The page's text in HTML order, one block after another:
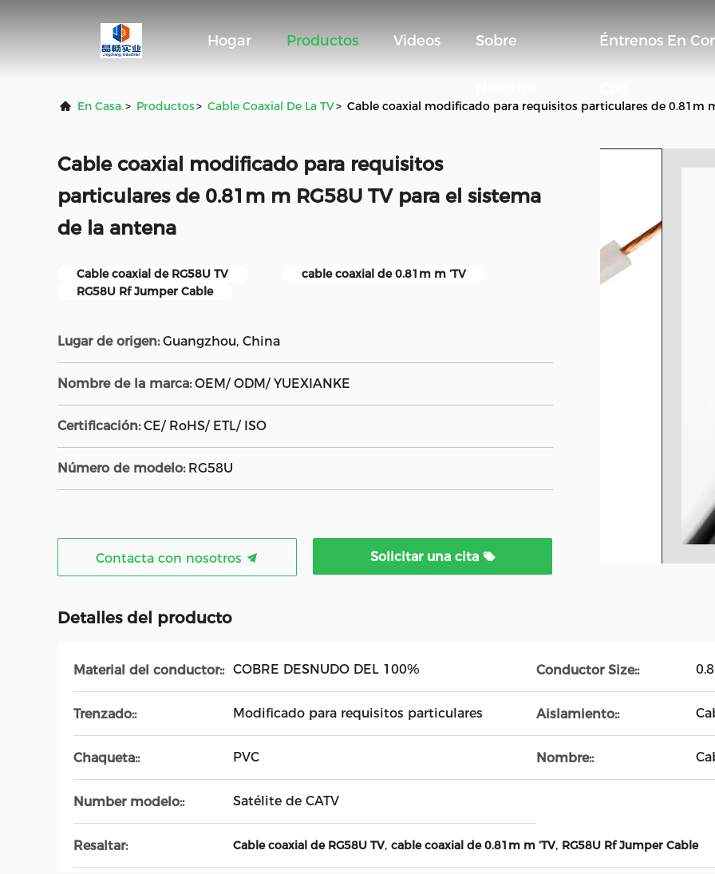
Hogar Productos Videos Sobre Éntrenos En
En Casa.> Productos> Cable Coaxial De La TV> Cable coaxial modificado para requisitos particulares de 0.81m
Cable coaxial modificado para requisitos
particulares de 0.81m m RG58U TV para el sistema
de la antena
Cable coaxial de RG58U TV
cable coaxial de 0.81m m ‘TV
RG58U Rf Jumper Cable
Lugar de origen: Guangzhou, China
Nombre de la marca: OEM/ ODM/ YUEXIANKE
Certificación: CE/ RoHS/ ETL/ ISO
Número de modelo: RG58U
Contacta con nosotros Solicitar una cita
Detalles del producto
Material del conductor:: COBRE DESNUDO DEL 100% Conductor Size::
Trenzado:: Modificado para requisitos particulares Aislamiento::
Chaqueta:: PVC Nombre::
Number modelo:: Satélite de CATV
Resaltar: Cable coaxial de RG58U TV, cable coaxial de 0.81m m ‘TV, RG58U Rf Jumper Cable